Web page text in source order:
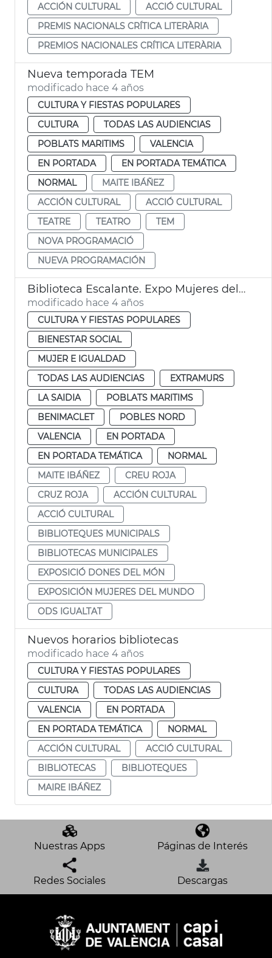
ACCIÓN CULTURAL
ACCIÓ CULTURAL
PREMIS NACIONALS CRÍTICA LITERÀRIA
PREMIOS NACIONALES CRÍTICA LITERÀRIA
Nueva temporada TEM
modificado hace 4 años
CULTURA Y FIESTAS POPULARES
CULTURA
TODAS LAS AUDIENCIAS
POBLATS MARITIMS
VALENCIA
EN PORTADA
EN PORTADA TEMÁTICA
NORMAL
MAITE IBÁÑEZ
ACCIÓN CULTURAL
ACCIÓ CULTURAL
TEATRE
TEATRO
TEM
NOVA PROGRAMACIÓ
NUEVA PROGRAMACIÓN
Biblioteca Escalante. Expo Mujeres del Mundo
modificado hace 4 años
CULTURA Y FIESTAS POPULARES
BIENESTAR SOCIAL
MUJER E IGUALDAD
TODAS LAS AUDIENCIAS
EXTRAMURS
LA SAIDIA
POBLATS MARITIMS
BENIMACLET
POBLES NORD
VALENCIA
EN PORTADA
EN PORTADA TEMÁTICA
NORMAL
MAITE IBÁÑEZ
CREU ROJA
CRUZ ROJA
ACCIÓN CULTURAL
ACCIÓ CULTURAL
BIBLIOTEQUES MUNICIPALS
BIBLIOTECAS MUNICIPALES
EXPOSICIÓ DONES DEL MÓN
EXPOSICIÓN MUJERES DEL MUNDO
ODS IGUALTAT
Nuevos horarios bibliotecas
modificado hace 4 años
CULTURA Y FIESTAS POPULARES
CULTURA
TODAS LAS AUDIENCIAS
VALENCIA
EN PORTADA
EN PORTADA TEMÁTICA
NORMAL
ACCIÓN CULTURAL
ACCIÓ CULTURAL
BIBLIOTECAS
BIBLIOTEQUES
MAIRE IBÁÑEZ
Nuestras Apps Páginas de Interés
Redes Sociales Descargas